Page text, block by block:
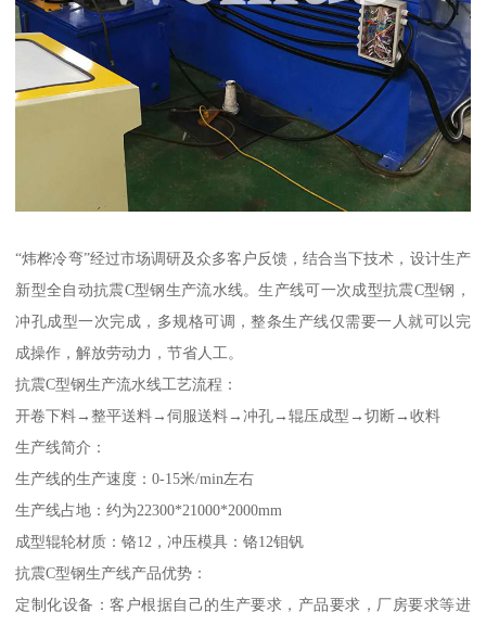
“炜桦冷弯”经过市场调研及众多客户反馈，结合当下技术，设计生产
新型全自动抗震C型钢生产流水线。生产线可一次成型抗震C型钢，
冲孔成型一次完成，多规格可调，整条生产线仅需要一人就可以完
成操作，解放劳动力，节省人工。
抗震C型钢生产流水线工艺流程：
开卷下料→整平送料→伺服送料→冲孔→辊压成型→切断→收料
生产线简介：
生产线的生产速度：0-15米/min左右
生产线占地：约为22300*21000*2000mm
成型辊轮材质：铬12，冲压模具：铬12钼钒
抗震C型钢生产线产品优势：
定制化设备：客户根据自己的生产要求，产品要求，厂房要求等进